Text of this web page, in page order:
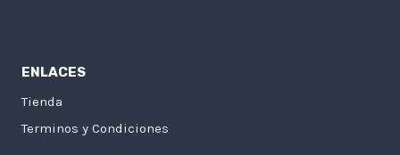
ENLACES
Tienda
Terminos y Condiciones